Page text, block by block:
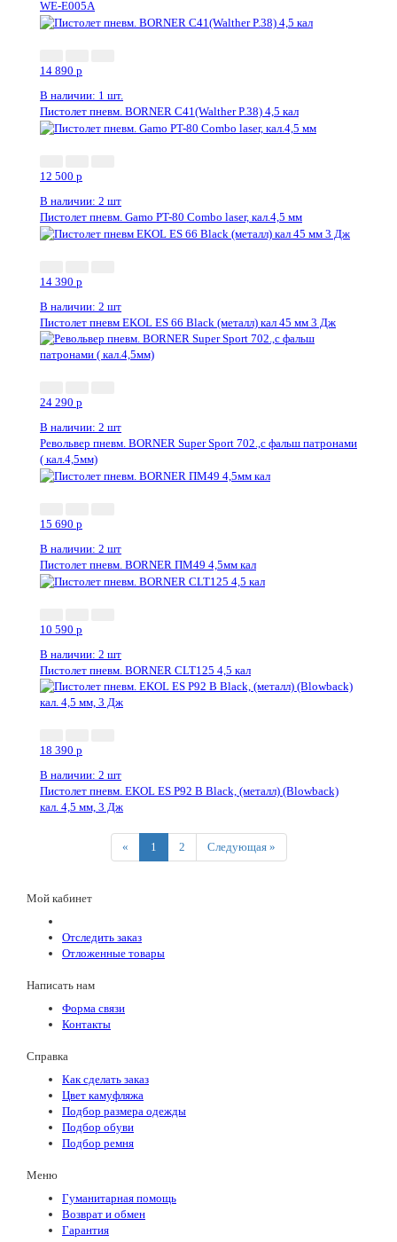
WE-E005A
14 890 p
В наличии: 1 шт.
Пистолет пневм. BORNER C41(Walther P.38) 4,5 кал
12 500 p
В наличии: 2 шт
Пистолет пневм. Gamo PT-80 Combo laser, кал.4,5 мм
14 390 p
В наличии: 2 шт
Пистолет пневм EKOL ES 66 Black (металл) кал 45 мм 3 Дж
24 290 p
В наличии: 2 шт
Револьвер пневм. BORNER Super Sport 702.,с фальш патронами
( кал.4,5мм)
15 690 p
В наличии: 2 шт
Пистолет пневм. BORNER ПМ49 4,5мм кал
10 590 p
В наличии: 2 шт
Пистолет пневм. BORNER CLT125 4,5 кал
18 390 p
В наличии: 2 шт
Пистолет пневм. EKOL ES P92 B Black, (металл) (Blowback)
кал. 4,5 мм, 3 Дж
«Previous
1 2 Следующая »Next
Мой кабинет
Отследить заказ
Отложенные товары
Написать нам
Форма связи
Контакты
Справка
Как сделать заказ
Цвет камуфляжа
Подбор размера одежды
Подбор обуви
Подбор ремня
Меню
Гуманитарная помощь
Возврат и обмен
Гарантия